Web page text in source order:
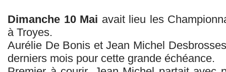
Dimanche 10 Mai avait lieu les
à Troyes.
Aurélie De Bonis et Jean Michel
derniers mois pour cette grande échéance.